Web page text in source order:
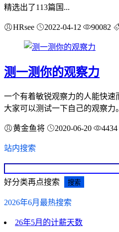
精选出了113篇国...
HRsee 2022-04-12 90082
测一测你的观察力
一个有着敏锐观察力的人能快速
大家可以测试一下自己的观察力
黄金鱼将 2020-06-20 4434
站内搜索
好分类再点搜索
2026年6月最热搜索
26年5月的计薪天数